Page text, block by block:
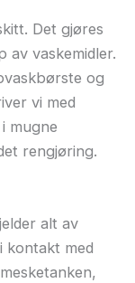
Det gjøres
av vaskemidler.
og
vi med
mugne
rengjøring.
alt av
kontakt med